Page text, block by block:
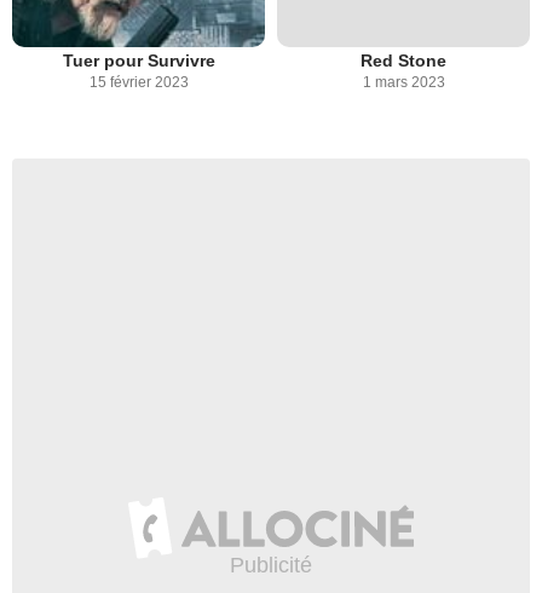
Tuer pour Survivre
15 février 2023
Red Stone
1 mars 2023